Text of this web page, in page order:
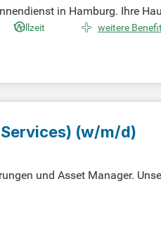
in Hamburg. Ihre
Raum. Sie
mit. Abschlüsse sind Ihr
Vollzeit weitere
(w/m/d)
und Asset Manager.
der Finanzwelt
bei der Umsetzung